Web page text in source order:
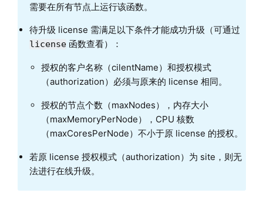
需要在所有节点上运行该函数。
待升级 license 需满足以下条件才能成功升级（可通过
license函数查看）：
授权的客户名称（cilentName）和授权模式
（authorization）必须与原来的 license 相同。
授权的节点个数（maxNodes），内存大小
（maxMemoryPerNode），CPU 核数
（maxCoresPerNode）不小于原 license 的授权。
若原 license 授权模式（authorization）为 site，则无
法进行在线升级。